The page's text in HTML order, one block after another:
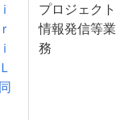
プロジェクト
情報発信等業
務